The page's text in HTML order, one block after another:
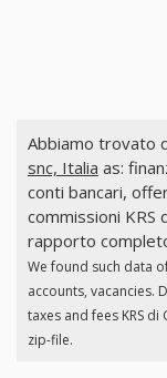
Abbiamo trovato
snc, Italia as:
conti bancari,
commissioni KRS
rapporto
We found such data
accounts, vacancies.
taxes and fees KRS
zip-file.